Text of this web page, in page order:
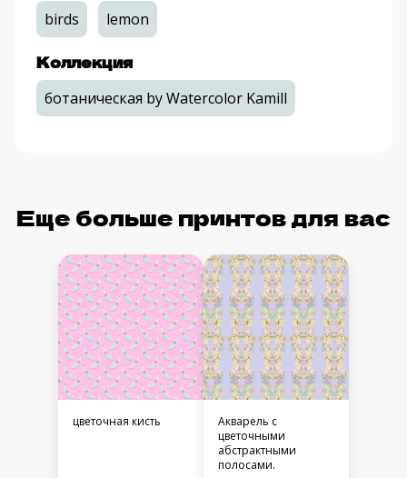
birds lemon
Коллекция
ботаническая by Watercolor Kamill
Еще больше принтов для вас
цветочная кисть
Акварель с
цветочными
абстрактными
полосами.